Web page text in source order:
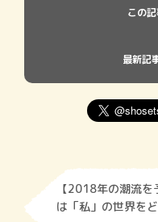
この
最新記
【2018年の潮流
は「私」の世界を